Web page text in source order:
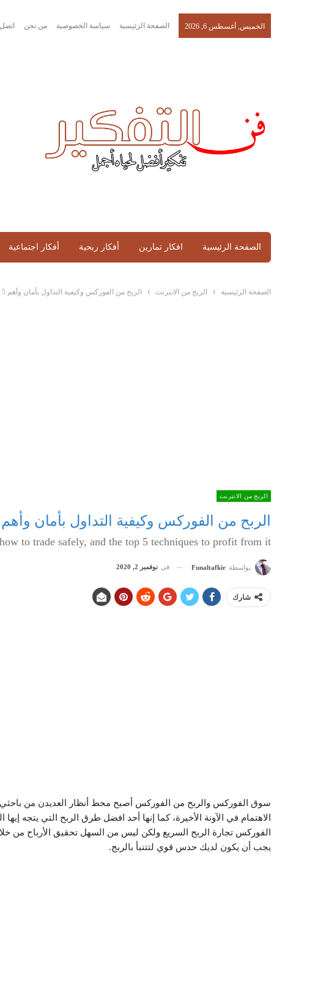
الخميس, أغسطس 6, 2026 الصفحة الرئيسية سياسة الخصوصية من نحن اتصل
الصفحة الرئيسية افكار تمارين أفكار ربحية أفكار اجتماعية
الصفحة الرئيسية الربح من الانترنت الربح من الفوركس وكيفية التداول بأمان وأهم 5 تقنيات للربح منه
الربح من الانترنت
الربح من الفوركس وكيفية التداول بأمان وأهم 5 تقنيات للربح منه
to trade safely, and the top 5 techniques to profit from it
بواسطة Funaltafkir في نوفمبر 2, 2020
شارك
سوق الفوركس والربح من الفوركس أصبح محط أنظار العديدن من باحثي
الاهتمام في الآونة الأخيرة، كما إنها أحد افضل طرق الربح التي يتجه
الفوركس تجارة الربح السريع ولكن ليس من السهل تحقيق الأرباح من
يجب أن يكون لديك حدس قوي لتتنبأ بالربح.